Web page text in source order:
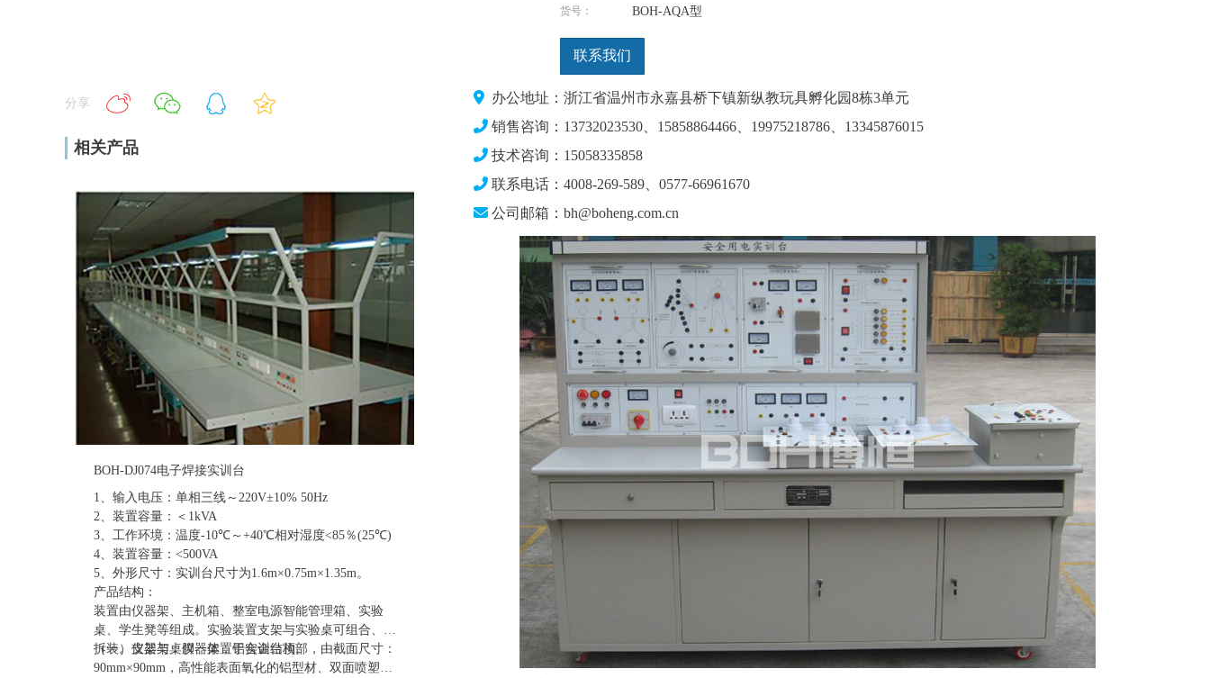
货号： BOH-AQA型
联系我们
分享
相关产品
BOH-DJ074电子焊接实训台
1、输入电压：单相三线～220V±10% 50Hz
2、装置容量：＜1kVA
3、工作环境：温度-10℃～+40℃相对湿度<85％(25℃)
4、装置容量：<500VA
5、外形尺寸：实训台尺寸为1.6m×0.75m×1.35m。
产品结构：
装置由仪器架、主机箱、整室电源智能管理箱、实验
桌、学生凳等组成。实验装置支架与实验桌可组合、可
拆装。支架与桌脚一体，铝合金结构。
（一）仪器架：仪器架置于实训台顶部，由截面尺寸：
90mm×90mm，高性能表面氧化的铝型材、双面喷塑钢
办公地址：浙江省温州市永嘉县桥下镇新纵教玩具孵化园8栋3单元
销售咨询：13732023530、15858864466、19975218786、13345876015
技术咨询：15058335858
联系电话：4008-269-589、0577-66961670
公司邮箱：bh@boheng.com.cn